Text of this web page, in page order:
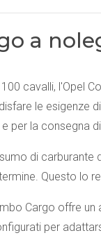
a
cavalli, l'Opel
le esigenze
per la consegna
di carburante
Questo lo
Cargo offre
per